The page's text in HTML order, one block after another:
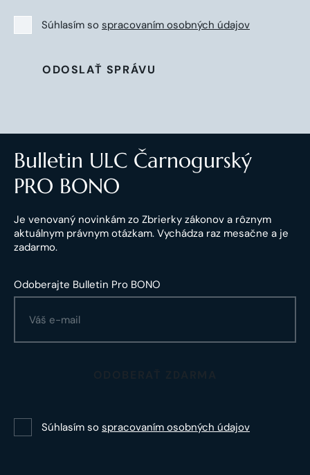
Súhlasím so spracovaním osobných údajov
ODOSLAŤ SPRÁVU
Bulletin ULC Čarnogurský
PRO BONO
Je venovaný novinkám zo Zbrierky zákonov a rôznym
aktuálnym právnym otázkam. Vychádza raz mesačne a je
zadarmo.
Odoberajte Bulletin Pro BONO
Súhlasím so spracovaním osobných údajov